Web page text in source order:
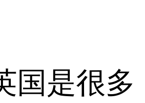
国是很多